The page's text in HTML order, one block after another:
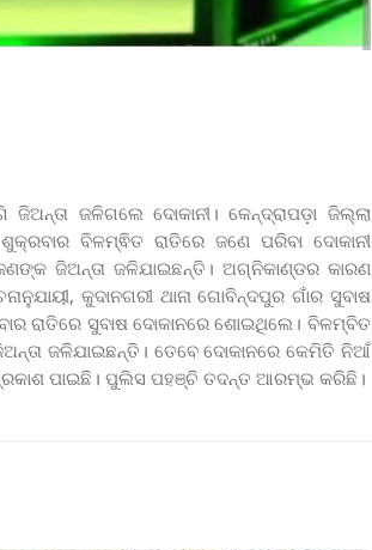
ଜଳିଗଲେ ଦୋକାନୀ। କେନ୍ଦ୍ରାପଡ଼ା ଜିଲ୍ଲା
ବିଳମ୍ଵିତ ରାତିରେ ଜଣେ ପରିବା ଦୋକାନୀ
ଜିଅନ୍ତା ଜଳିଯାଇଛନ୍ତି। ଅଗ୍ନିକାଣ୍ଡର କାରଣ
କୁଦାନଗରୀ ଥାନା ଗୋବିନ୍ଦପୁର ଗାଁର ସୁବାଷ
ରାତିରେ ସୁବାଷ ଦୋକାନରେ ଶୋଇଥିଲେ। ବିଳମ୍ବିତ
ଜଳିଯାଇଛନ୍ତି। ତେବେ ଦୋକାନରେ କେମିତି ନିଆଁ
ପ୍ରକାଶ ପାଇଛି। ପୁଲିସ ପହଞ୍ଚି ତଦନ୍ତ ଆରମ୍ଭ କରିଛି।